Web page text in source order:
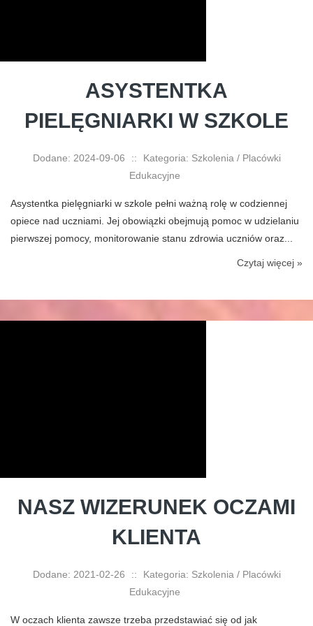
ASYSTENTKA
PIELĘGNIARKI W SZKOLE
Dodane: 2024-09-06 ::
Kategoria: Szkolenia / Placówki
Edukacyjne
Asystentka pielęgniarki w szkole pełni ważną rolę w codziennej
opiece nad uczniami. Jej obowiązki obejmują pomoc w udzielaniu
pierwszej pomocy, monitorowanie stanu zdrowia uczniów oraz...
Czytaj więcej »
NASZ WIZERUNEK OCZAMI
KLIENTA
Dodane: 2021-02-26 ::
Kategoria: Szkolenia / Placówki
Edukacyjne
W oczach klienta zawsze trzeba przedstawiać się od jak